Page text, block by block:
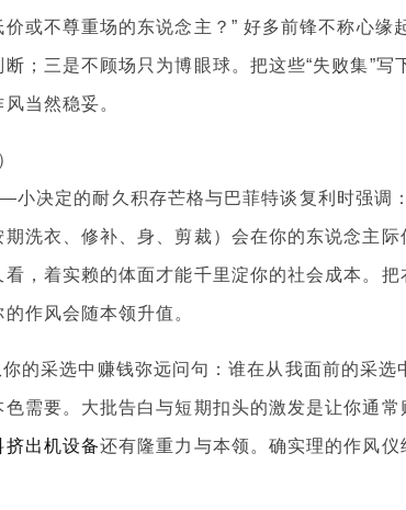
或不尊重场的东说念主？” 好多前锋不称心缘
；三是不顾场只为博眼球。把这些“失败集”写
当然稳妥。
决定的耐久积存芒格与巴菲特谈复利时强调
洗衣、修补、身、剪裁）会在你的东说念主
，着实赖的体面才能千里淀你的社会成本。
作风会随本领升值。
采选中赚钱弥远问句：谁在从我面前的采选
需要。大批告白与短期扣头的激发是让你通
挤出机设备还有隆重力与本领。确实理的作风仪